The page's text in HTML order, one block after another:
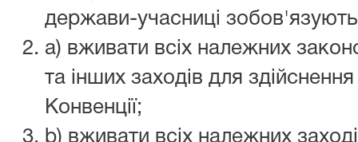
держави-учасниці
a) вживати всіх належних
та інших заходів для
Конвенції;
b) вживати всіх належних